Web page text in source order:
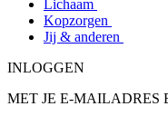
Lichaam
Kopzorgen
Jij & anderen
INLOGGEN
MET JE E-MAILADRES